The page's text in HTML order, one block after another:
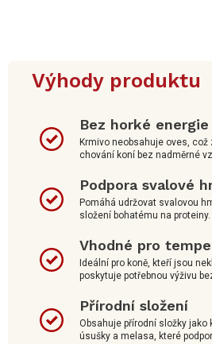
Výhody produktu
Bez horké energie
Krmivo neobsahuje oves,
chování koní bez nadměrné
Podpora svalové
Pomáhá udržovat svalovou
složení bohatému na proteiny.
Vhodné pro
Ideální pro koně, kteří jsou
poskytuje potřebnou výživu
Přírodní složení
Obsahuje přírodní složky jako
úsušky a melasa, které